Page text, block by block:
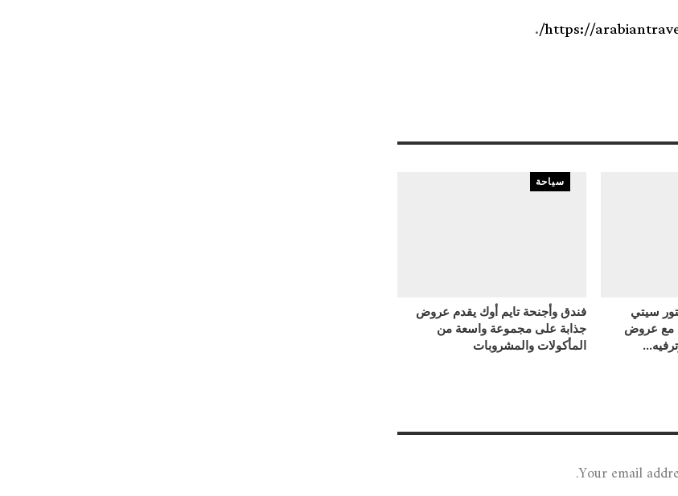
https://
.
سيتي
مع عروض
سياحة
فندق وأجنحة تايم أوك يقدم عروض
جذابة على مجموعة واسعة من
المأكولات والمشروبات
Your email